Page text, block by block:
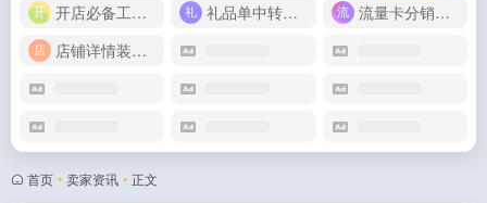
开店必备工具箱
礼品单中转同步单
流量卡分销代理
店铺详情装修模版
首页 • 卖家资讯 • 正文